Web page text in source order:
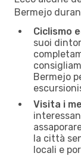
Bermejo
Ciclismo
suoi
Bermejo
Visita i
la città
locali e